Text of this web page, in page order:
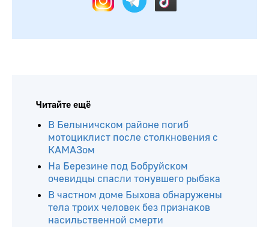
Читайте ещё
В Белыничском районе погиб
мотоциклист после столкновения с
КАМАЗом
На Березине под Бобруйском
очевидцы спасли тонувшего рыбака
В частном доме Быхова обнаружены
тела троих человек без признаков
насильственной смерти